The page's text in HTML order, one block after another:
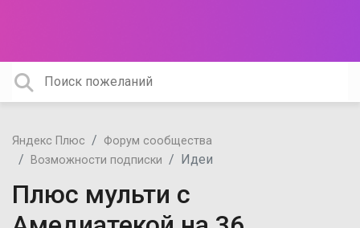
Яндекс Плюс
Форум сообщества
Возможности подписки
Идеи
Плюс мульти с